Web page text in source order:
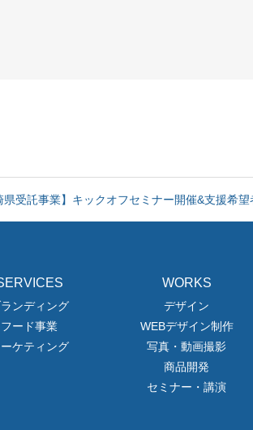
県受託事業】キックオフセミナー開催&支援希
オフセミナー開催&支援希望者募集に関する専用
県受託事業】キックオフセミナー開催&支援希
つみ」に関するお詫びとお知らせ
ンディング
フード事業
ケティング
WORKS
デザイン
WEBデザイン制作
写真・動画撮影
商品開発
セミナー・講演